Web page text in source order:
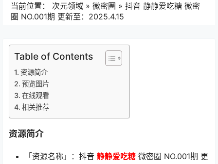
当前位置： 次元领域 » 微密圈 » 抖音 静静爱吃糖 微密
圈 NO.001期 更新至：2025.4.15
Table of Contents
资源简介
预览图片
在线观看
相关推荐
资源简介
「资源名称」：抖音 静静爱吃糖 微密圈 NO.001期 更